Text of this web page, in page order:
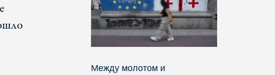
Между молотом и